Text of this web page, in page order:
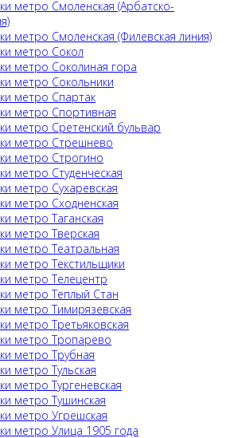
метро Смоленская (Арбатско-
метро Смоленская (Филевская линия)
метро Сокол
метро Соколиная гора
метро Сокольники
метро Спартак
метро Спортивная
метро Сретенский бульвар
метро Стрешнево
метро Строгино
метро Студенческая
метро Сухаревская
метро Сходненская
метро Таганская
метро Тверская
метро Театральная
метро Текстильщики
метро Телецентр
метро Теплый Стан
метро Тимирязевская
метро Третьяковская
метро Тропарево
метро Трубная
метро Тульская
метро Тургеневская
метро Тушинская
метро Угрешская
метро Улица 1905 года